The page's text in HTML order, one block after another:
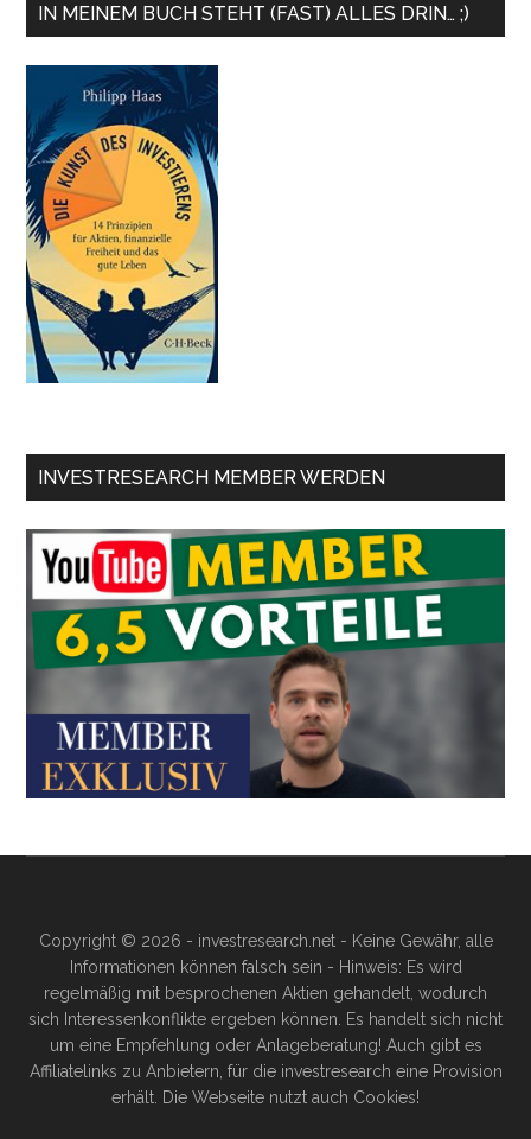
IN MEINEM BUCH STEHT (FAST) ALLES DRIN… ;)
INVESTRESEARCH MEMBER WERDEN
Copyright © 2026 - investresearch.net - Keine Gewähr, alle
Informationen können falsch sein - Hinweis: Es wird
regelmäßig mit besprochenen Aktien gehandelt, wodurch
sich Interessenkonflikte ergeben können. Es handelt sich nicht
um eine Empfehlung oder Anlageberatung! Auch gibt es
Affiliatelinks zu Anbietern, für die investresearch eine Provision
erhält. Die Webseite nutzt auch Cookies!